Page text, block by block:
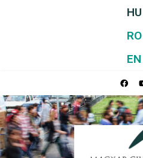
HU
RO
EN